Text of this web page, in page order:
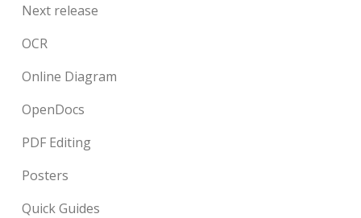
Next release
OCR
Online Diagram
OpenDocs
PDF Editing
Posters
Quick Guides